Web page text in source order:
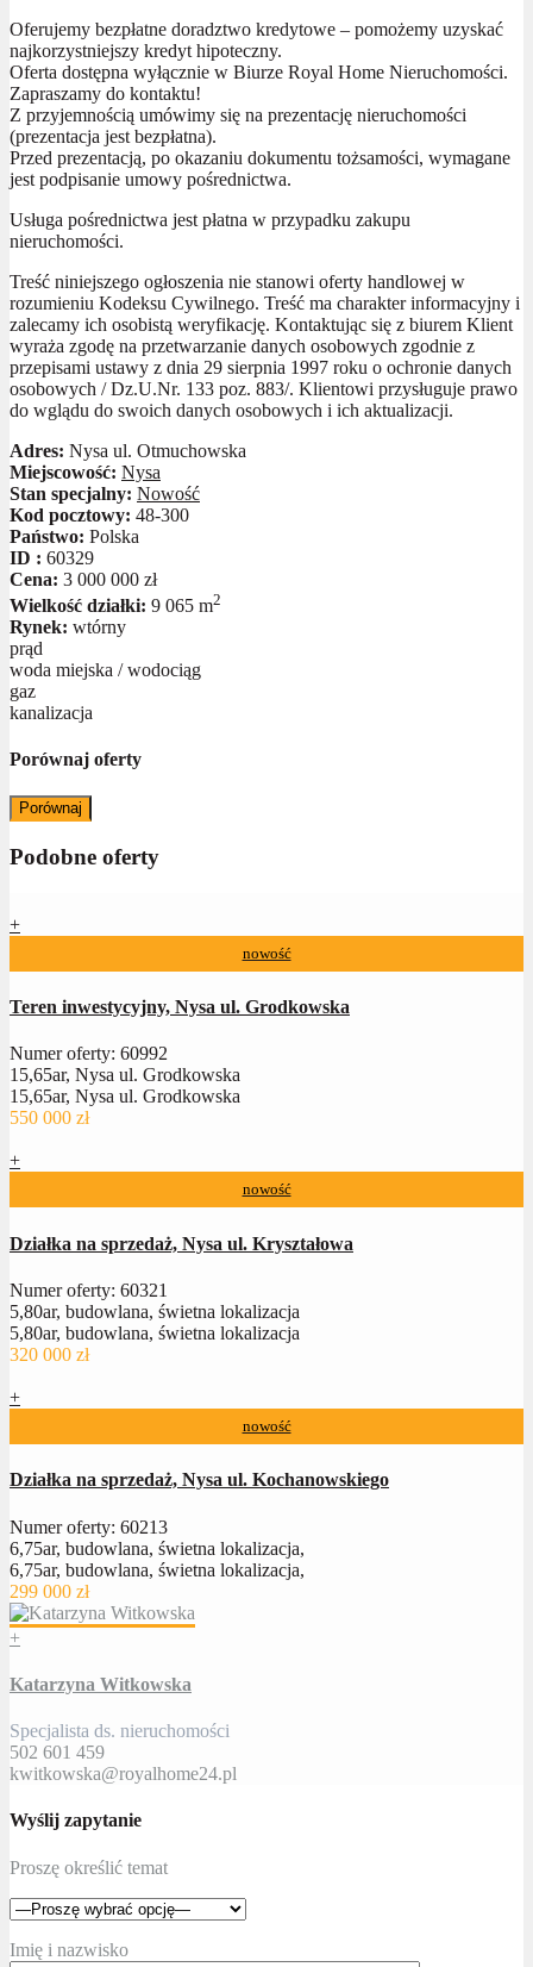
Oferujemy bezpłatne doradztwo kredytowe – pomożemy uzyskać
najkorzystniejszy kredyt hipoteczny.
Oferta dostępna wyłącznie w Biurze Royal Home Nieruchomości.
Zapraszamy do kontaktu!
Z przyjemnością umówimy się na prezentację nieruchomości
(prezentacja jest bezpłatna).
Przed prezentacją, po okazaniu dokumentu tożsamości, wymagane
jest podpisanie umowy pośrednictwa.
Usługa pośrednictwa jest płatna w przypadku zakupu
nieruchomości.
Treść niniejszego ogłoszenia nie stanowi oferty handlowej w
rozumieniu Kodeksu Cywilnego. Treść ma charakter informacyjny i
zalecamy ich osobistą weryfikację. Kontaktując się z biurem Klient
wyraża zgodę na przetwarzanie danych osobowych zgodnie z
przepisami ustawy z dnia 29 sierpnia 1997 roku o ochronie danych
osobowych / Dz.U.Nr. 133 poz. 883/. Klientowi przysługuje prawo
do wglądu do swoich danych osobowych i ich aktualizacji.
Adres: Nysa ul. Otmuchowska
Miejscowość: Nysa
Stan specjalny: Nowość
Kod pocztowy: 48-300
Państwo: Polska
ID : 60329
Cena: 3 000 000 zł
Wielkość działki: 9 065 m2
Rynek: wtórny
prąd
woda miejska / wodociąg
gaz
kanalizacja
Porównaj oferty
Porównaj
Podobne oferty
+
nowość
Teren inwestycyjny, Nysa ul. Grodkowska
Numer oferty: 60992
15,65ar, Nysa ul. Grodkowska
15,65ar, Nysa ul. Grodkowska
550 000 zł
+
nowość
Działka na sprzedaż, Nysa ul. Kryształowa
Numer oferty: 60321
5,80ar, budowlana, świetna lokalizacja
5,80ar, budowlana, świetna lokalizacja
320 000 zł
+
nowość
Działka na sprzedaż, Nysa ul. Kochanowskiego
Numer oferty: 60213
6,75ar, budowlana, świetna lokalizacja,
6,75ar, budowlana, świetna lokalizacja,
299 000 zł
+
Katarzyna Witkowska
Specjalista ds. nieruchomości
502 601 459
kwitkowska@royalhome24.pl
Wyślij zapytanie
Proszę określić temat
Imię i nazwisko